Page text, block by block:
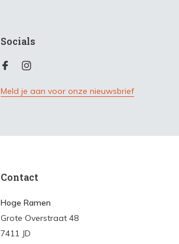
Socials
Meld je aan voor onze nieuwsbrief
Contact
Hoge Ramen
Grote Overstraat 48
7411 JD